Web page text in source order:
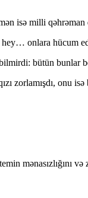
isə milli
hey… onlara hücum
bütün bunlar
zorlamışdı, onu
mənasızlığını